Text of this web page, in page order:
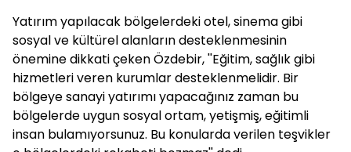
Yatırım yapılacak bölgelerdeki otel, sinema gibi
sosyal ve kültürel alanların desteklenmesinin
önemine dikkati çeken Özdebir, ''Eğitim, sağlık gibi
hizmetleri veren kurumlar desteklenmelidir. Bir
bölgeye sanayi yatırımı yapacağınız zaman bu
bölgelerde uygun sosyal ortam, yetişmiş, eğitimli
insan bulamıyorsunuz. Bu konularda verilen teşvikler